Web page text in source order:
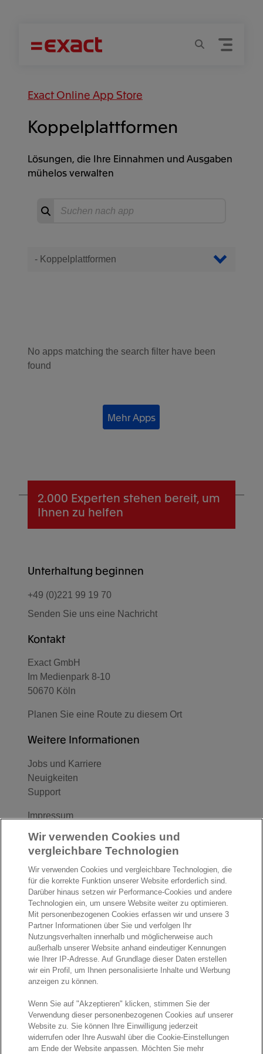
Menu
Suchen
Exact Online App Store
Koppelplattformen
Lösungen, die Ihre Einnahmen und Ausgaben
mühelos verwalten
Suchen
Start
Filter Apps
Nach Kategorie filtern
No apps matching the search filter have been
found
Mehr Apps
2.000 Experten stehen bereit, um
Ihnen zu helfen
Unterhaltung beginnen
+49 (0)221 99 19 70
Senden Sie uns eine Nachricht
Kontakt
Exact GmbH
Im Medienpark 8-10
50670 Köln
Planen Sie eine Route zu diesem Ort
Weitere Informationen
Jobs und Karriere
Neuigkeiten
Support
Impressum
Follow us
F
a
c
e
b
o
o
k
L
i
n
k
d
I
n
o
u
T
u
b
e
I
n
s
t
a
g
r
a
m
S
p
o
t
i
f
y
© Exact 2026
Cookie statement
Cookie settings
Marketing preferences
Wir verwenden Cookies und
vergleichbare Technologien
Wir verwenden Cookies und vergleichbare Technologien, die
für die korrekte Funktion unserer Website erforderlich sind.
Darüber hinaus setzen wir Performance-Cookies und andere
Technologien ein, um unsere Website weiter zu optimieren.
Mit personenbezogenen Cookies erfassen wir und unsere 3
Partner Informationen über Sie und verfolgen Ihr
Nutzungsverhalten innerhalb und möglicherweise auch
außerhalb unserer Website anhand eindeutiger Kennungen
wie Ihrer IP-Adresse. Auf Grundlage dieser Daten erstellen
wir ein Profil, um Ihnen personalisierte Inhalte und Werbung
anzeigen zu können.
Wenn Sie auf "Akzeptieren" klicken, stimmen Sie der
Verwendung dieser personenbezogenen Cookies auf unserer
Website zu. Sie können Ihre Einwilligung jederzeit
widerrufen oder Ihre Auswahl über die Cookie-Einstellungen
am Ende der Website anpassen. Möchten Sie mehr